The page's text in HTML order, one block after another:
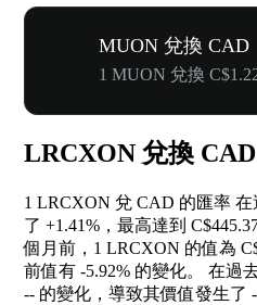
MUON 兌換 CAD
1 MUON 兌換
LRCXON 兌換
1 LRCXON 兌 CAD 的匯率
了 +1.41% ，最高達到
個月前，1 LRCXON 的值為
前值有 -5.92% 的變化。 在過
-- 的變化，導致其價值發生了